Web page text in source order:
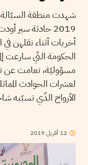
أخريات أثناء نقلهن
الحكومة التّي سارعت
مسؤوليّة، تعامت عن
لعشرات الحوادث
الأرواح الذّي تسبّبه
12 أفريل2019